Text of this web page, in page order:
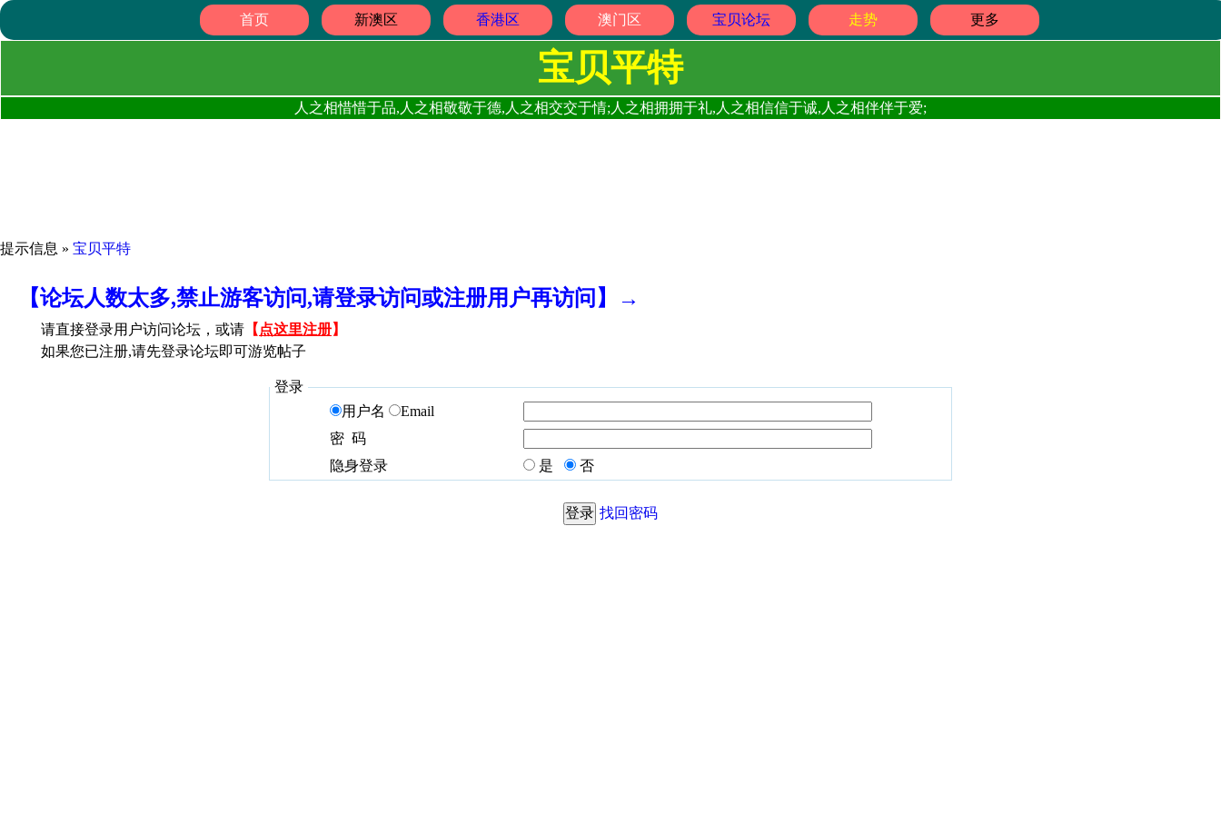
首页 新澳区 香港区 澳门区 宝贝论坛 走势 更多
宝贝平特
人之相惜惜于品,人之相敬敬于德,人之相交交于情;人之相拥拥于礼,人之相信信于诚,人之相伴伴于爱;
提示信息 » 宝贝平特
【论坛人数太多,禁止游客访问,请登录访问或注册用户再访问】→
请直接登录用户访问论坛，或请 【 点这里注册】
如果您已注册,请先登录论坛即可游览帖子
登录
用户名
Email
密 码
隐身登录
是 否
找回密码